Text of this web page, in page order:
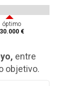
óptimo
30.000 €
entre
objetivo.